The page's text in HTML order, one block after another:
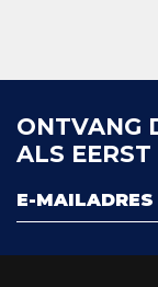
ONTVANG
ALS